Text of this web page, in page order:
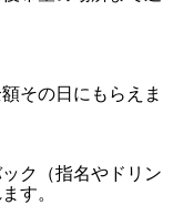
その日にもらえま
ク（指名やドリン
す。